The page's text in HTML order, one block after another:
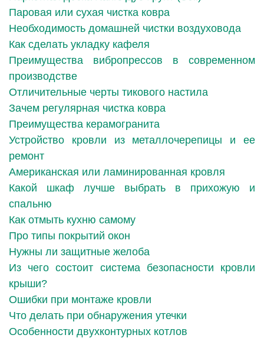
Паровая или сухая чистка ковра
Необходимость домашней чистки воздуховода
Как сделать укладку кафеля
Преимущества вибропрессов в современном
производстве
Отличительные черты тикового настила
Зачем регулярная чистка ковра
Преимущества керамогранита
Устройство кровли из металлочерепицы и ее
ремонт
Американская или ламинированная кровля
Какой шкаф лучше выбрать в прихожую и
спальню
Как отмыть кухню самому
Про типы покрытий окон
Нужны ли защитные желоба
Из чего состоит система безопасности кровли
крыши?
Ошибки при монтаже кровли
Что делать при обнаружения утечки
Особенности двухконтурных котлов